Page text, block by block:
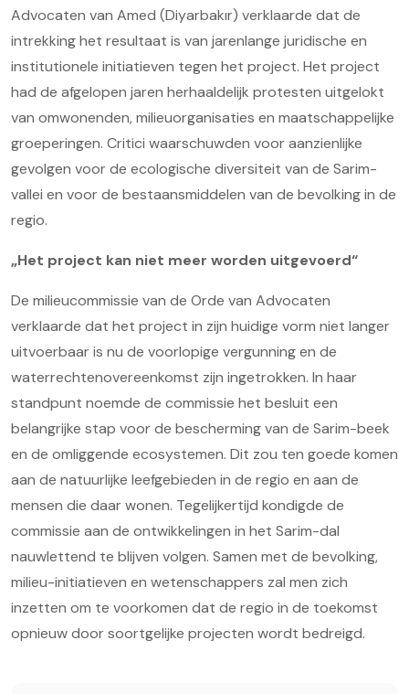
Advocaten van Amed (Diyarbakır) verklaarde dat de
intrekking het resultaat is van jarenlange juridische en
institutionele initiatieven tegen het project. Het project
had de afgelopen jaren herhaaldelijk protesten uitgelokt
van omwonenden, milieuorganisaties en maatschappelijke
groeperingen. Critici waarschuwden voor aanzienlijke
gevolgen voor de ecologische diversiteit van de Sarim-
vallei en voor de bestaansmiddelen van de bevolking in de
regio.
„Het project kan niet meer worden uitgevoerd“
De milieucommissie van de Orde van Advocaten
verklaarde dat het project in zijn huidige vorm niet langer
uitvoerbaar is nu de voorlopige vergunning en de
waterrechtenovereenkomst zijn ingetrokken. In haar
standpunt noemde de commissie het besluit een
belangrijke stap voor de bescherming van de Sarim-beek
en de omliggende ecosystemen. Dit zou ten goede komen
aan de natuurlijke leefgebieden in de regio en aan de
mensen die daar wonen. Tegelijkertijd kondigde de
commissie aan de ontwikkelingen in het Sarim-dal
nauwlettend te blijven volgen. Samen met de bevolking,
milieu-initiatieven en wetenschappers zal men zich
inzetten om te voorkomen dat de regio in de toekomst
opnieuw door soortgelijke projecten wordt bedreigd.